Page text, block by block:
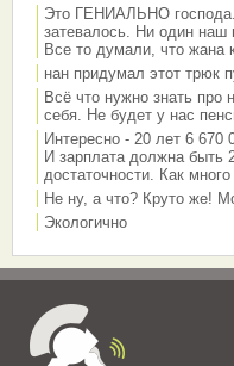
Это ГЕНИАЛЬНО господа.
затевалось. Ни один
Все то думали, что жана
нан придумал этот трюк
Всё что нужно знать про
себя. Не будет у нас
Интересно - 20 лет 6 670
И зарплата должна быть
достаточности. Как
Не ну, а что? Круто же!
Экологично